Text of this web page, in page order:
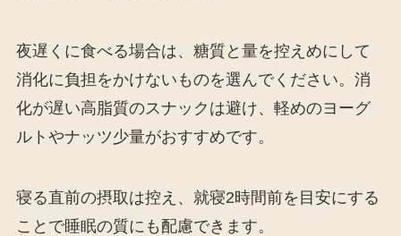
夜遅くに食べる場合は、糖質と量を控えめにして
消化に負担をかけないものを選んでください。消
化が遅い高脂質のスナックは避け、軽めのヨーグ
ルトやナッツ少量がおすすめです。
寝る直前の摂取は控え、就寝2時間前を目安にする
ことで睡眠の質にも配慮できます。